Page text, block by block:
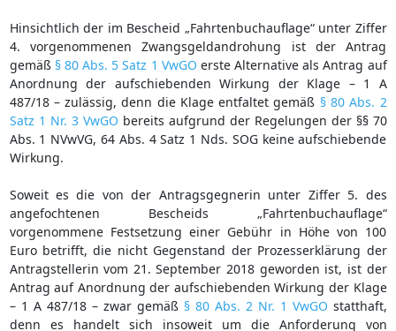
Hinsichtlich der im Bescheid „Fahrtenbuchauflage“ unter Ziffer
4. vorgenommenen Zwangsgeldandrohung ist der Antrag
gemäß § 80 Abs. 5 Satz 1 VwGO erste Alternative als Antrag auf
Anordnung der aufschiebenden Wirkung der Klage – 1 A
487/18 – zulässig, denn die Klage entfaltet gemäß § 80 Abs. 2
Satz 1 Nr. 3 VwGO bereits aufgrund der Regelungen der §§ 70
Abs. 1 NVwVG, 64 Abs. 4 Satz 1 Nds. SOG keine aufschiebende
Wirkung.
Soweit es die von der Antragsgegnerin unter Ziffer 5. des
angefochtenen Bescheids „Fahrtenbuchauflage“
vorgenommene Festsetzung einer Gebühr in Höhe von 100
Euro betrifft, die nicht Gegenstand der Prozesserklärung der
Antragstellerin vom 21. September 2018 geworden ist, ist der
Antrag auf Anordnung der aufschiebenden Wirkung der Klage
– 1 A 487/18 – zwar gemäß § 80 Abs. 2 Nr. 1 VwGO statthaft,
denn es handelt sich insoweit um die Anforderung von